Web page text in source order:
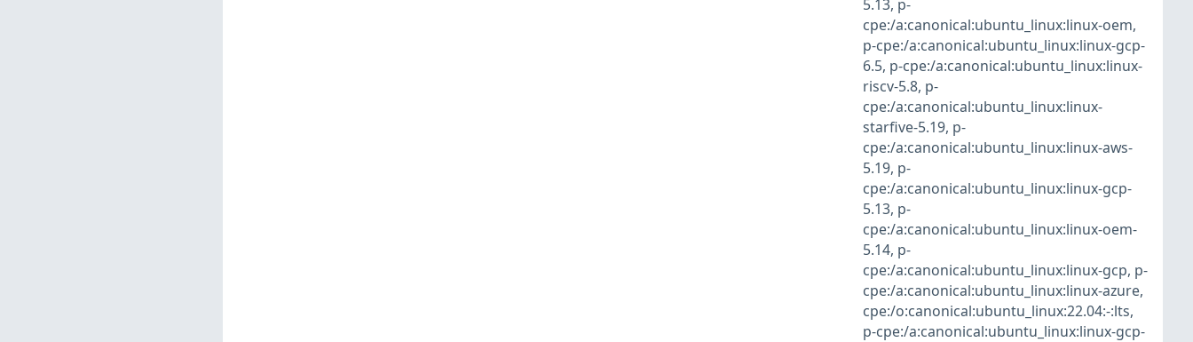
5.13, p-
cpe:/a:canonical:ubuntu_linux:linux-oem,
p-cpe:/a:canonical:ubuntu_linux:linux-gcp-
6.5, p-cpe:/a:canonical:ubuntu_linux:linux-
riscv-5.8, p-
cpe:/a:canonical:ubuntu_linux:linux-
starfive-5.19, p-
cpe:/a:canonical:ubuntu_linux:linux-aws-
5.19, p-
cpe:/a:canonical:ubuntu_linux:linux-gcp-
5.13, p-
cpe:/a:canonical:ubuntu_linux:linux-oem-
5.14, p-
cpe:/a:canonical:ubuntu_linux:linux-gcp, p-
cpe:/a:canonical:ubuntu_linux:linux-azure,
cpe:/o:canonical:ubuntu_linux:22.04:-:lts,
p-cpe:/a:canonical:ubuntu_linux:linux-gcp-